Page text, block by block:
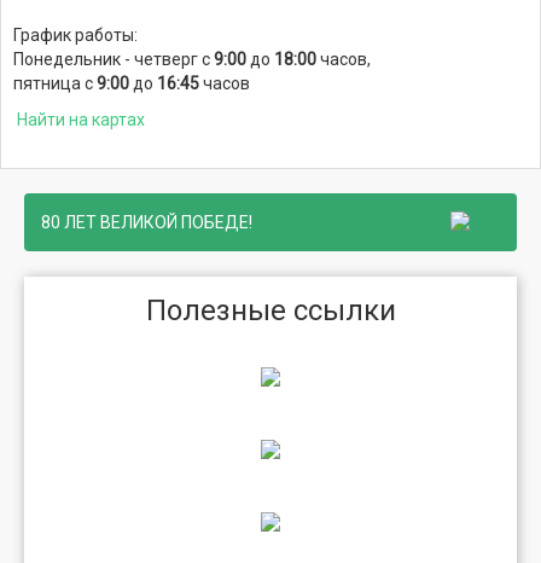
График работы:
Понедельник - четверг с9:00до 18:00часов,
пятница с9:00до 16:45часов
Найти на картах
80 ЛЕТ ВЕЛИКОЙ ПОБЕДЕ!
Полезные ссылки